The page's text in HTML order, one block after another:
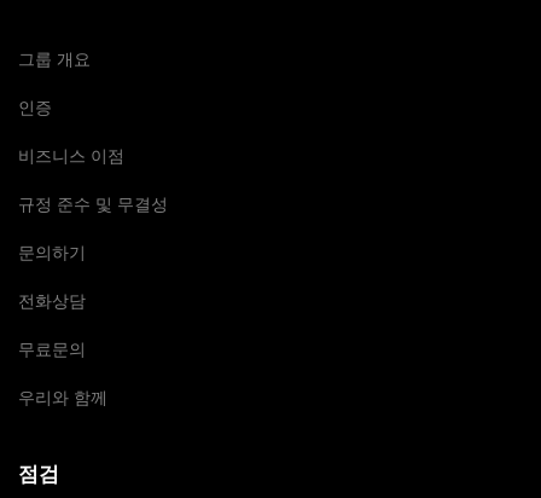
그룹 개요
인증
비즈니스 이점
규정 준수 및 무결성
문의하기
전화상담
무료문의
우리와 함께
점검